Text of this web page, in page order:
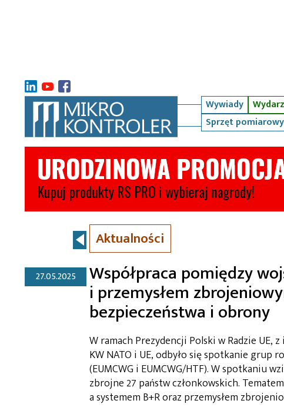
Wywiady
Sprzęt pomiarowy
Aktualności
27.05.2025 Współpraca pomiędzy
i przemysłem
bezpieczeństwa i obrony
W ramach Prezydencji Polski w Radzie
KW NATO i UE, odbyło się spotkanie
(EUMCWG i EUMCWG/HTF). W spotkaniu
zbrojne 27 państw członkowskich.
a systemem B+R oraz przemysłem